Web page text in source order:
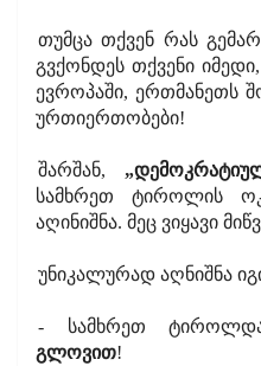
თუმცა თქვენ რას
გვქონდეს თქვენი
ევროპაში, ერთმანეთს
ურთიერთობები!
შარშან,
სამხრეთ ტიროლის
აღინიშნა. მეც ვიყავი
უნიკალურად აღნიშნა
- სამხრეთ
გლოვით!